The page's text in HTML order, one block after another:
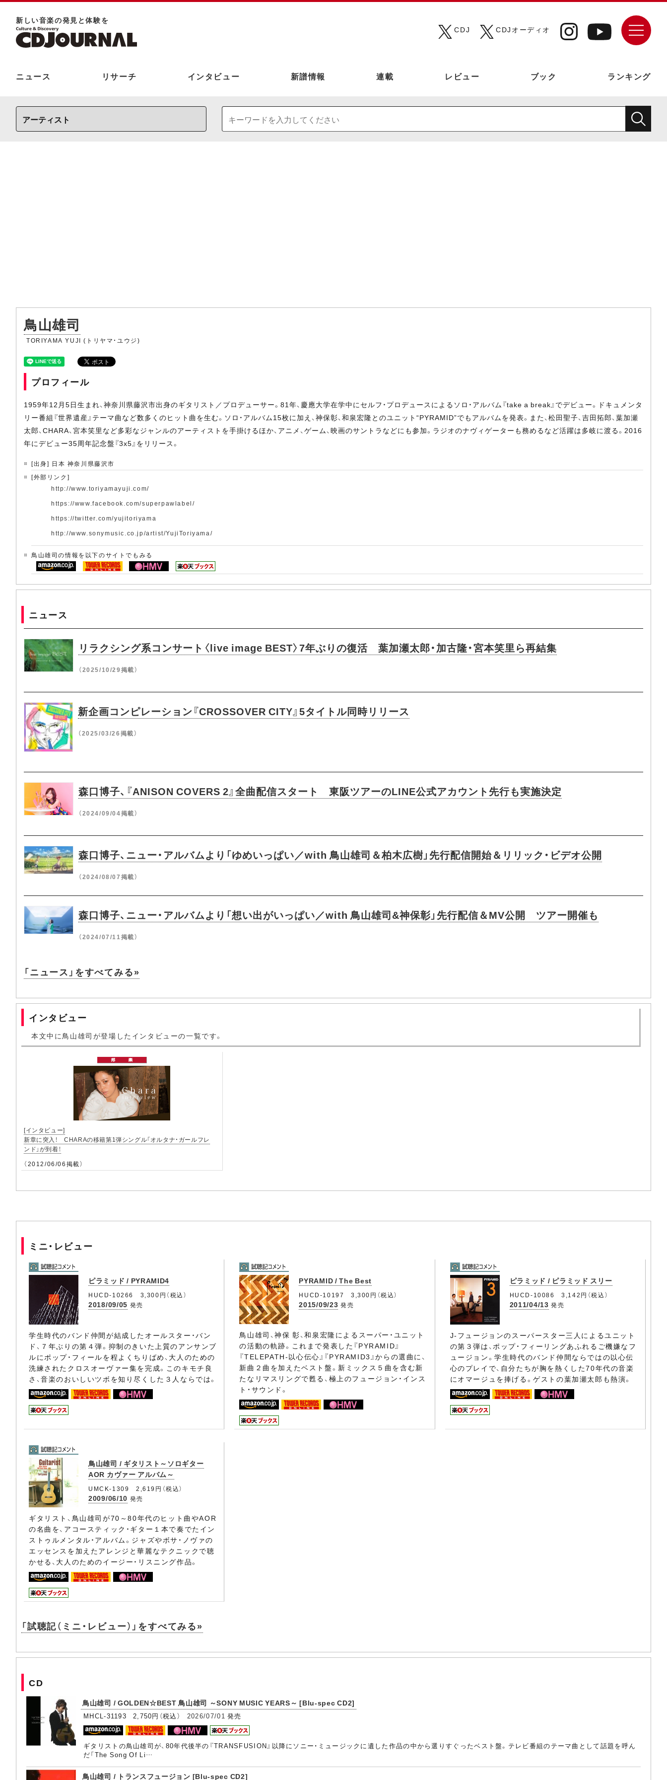
新しい⾳楽の発⾒と体験を
CDJ
CDJオーディオ
ニュース リサーチ インタビュー 新譜情報 連載 レビュー ブック ランキング
鳥山雄司
TORIYAMA YUJI (トリヤマ・ユウジ)
プロフィール
1959年12月5日生まれ、神奈川県藤沢市出身のギタリスト／プロデューサー。81年、慶應大学在学中にセルフ・プロデュースによるソロ・アルバム『take a break』でデビュー。ドキュメンタ
リー番組『世界遺産』テーマ曲など数多くのヒット曲を生む。ソロ・アルバム15枚に加え、神保彰、和泉宏隆とのユニット“PYRAMID”でもアルバムを発表。また、松田聖子、吉田拓郎、葉加瀬
太郎、CHARA、宮本笑里など多彩なジャンルのアーティストを手掛けるほか、アニメ、ゲーム、映画のサントラなどにも参加。ラジオのナヴィゲーターも務めるなど活躍は多岐に渡る。2016
年にデビュー35周年記念盤『3x5』をリリース。
[出身] 日本 神奈川県藤沢市
[外部リンク]
http://www.toriyamayuji.com/
https://www.facebook.com/superpawlabel/
https://twitter.com/yujitoriyama
http://www.sonymusic.co.jp/artist/YujiToriyama/
鳥山雄司の情報を以下のサイトでもみる
ニュース
リラクシング系コンサート〈live image BEST〉7年ぶりの復活 葉加瀬太郎・加古隆・宮本笑里ら再結集
（2025/10/29掲載）
新企画コンピレーション『CROSSOVER CITY』5タイトル同時リリース
（2025/03/26掲載）
森口博子、『ANISON COVERS 2』全曲配信スタート 東阪ツアーのLINE公式アカウント先行も実施決定
（2024/09/04掲載）
森口博子、ニュー・アルバムより「ゆめいっぱい／with 鳥山雄司＆柏木広樹」先行配信開始＆リリック・ビデオ公開
（2024/08/07掲載）
森口博子、ニュー・アルバムより「想い出がいっぱい／with 鳥山雄司&神保彰」先行配信＆MV公開 ツアー開催も
（2024/07/11掲載）
「ニュース」をすべてみる»
インタビュー
本文中に鳥山雄司が登場したインタビューの一覧です。
[インタビュー]
新章に突入！ CHARAの移籍第1弾シングル「オルタナ・ガールフレ
ンド」が到着！
（2012/06/06掲載）
ミニ・レビュー
ピラミッド / PYRAMID4
HUCD-10266 3,300円（税込）
2018/09/05 発売
学生時代のバンド仲間が結成したオールスター・バン
ド、７年ぶりの第４弾。抑制のきいた上質のアンサンブ
ルにポップ・フィールを程よくちりばめ、大人のための
洗練されたクロスオーヴァー集を完成。このキモチ良
さ、音楽のおいしいツボを知り尽くした３人ならでは。
PYRAMID / The Best
HUCD-10197 3,300円（税込）
2015/09/23 発売
鳥山雄司、神保 彰、和泉宏隆によるスーパー・ユニット
の活動の軌跡。これまで発表した『PYRAMID』
『TELEPATH-以心伝心』『PYRAMID3』からの選曲に、
新曲２曲を加えたベスト盤。新ミックス５曲を含む新
たなリマスリングで甦る、極上のフュージョン・インス
ト・サウンド。
ピラミッド / ピラミッド スリー
HUCD-10086 3,142円（税込）
2011/04/13 発売
J-フュージョンのスーパースター三人によるユニット
の第３弾は、ポップ・フィーリングあふれるご機嫌なフ
ュージョン。学生時代のバンド仲間ならではの以心伝
心のプレイで、自分たちが胸を熱くした70年代の音楽
にオマージュを捧げる。ゲストの葉加瀬太郎も熱演。
鳥山雄司 / ギタリスト～ソロギター
AOR カヴァー アルバム～
UMCK-1309 2,619円（税込）
2009/06/10 発売
ギタリスト、鳥山雄司が70～80年代のヒット曲やAOR
の名曲を、アコースティック・ギター１本で奏でたイン
ストゥルメンタル・アルバム。ジャズやボサ・ノヴァの
エッセンスを加えたアレンジと華麗なテクニックで聴
かせる、大人のためのイージー・リスニング作品。
「試聴記（ミニ・レビュー）」をすべてみる»
CD
鳥山雄司 / GOLDEN☆BEST 鳥山雄司 ～SONY MUSIC YEARS～ [Blu-spec CD2]
MHCL-31193 2,750円（税込） 2026/07/01 発売
ギタリストの鳥山雄司が、80年代後半の『TRANSFUSION』以降にソニー・ミュージックに遺した作品の中から選りすぐったベスト盤。テレビ番組のテーマ曲として話題を呼ん
だ「The Song Of Li…
鳥山雄司 / トランスフュージョン [Blu-spec CD2]